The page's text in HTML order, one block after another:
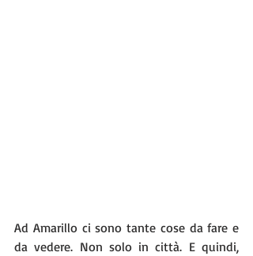
Ad Amarillo ci sono tante cose da fare e
da vedere. Non solo in città. E quindi,